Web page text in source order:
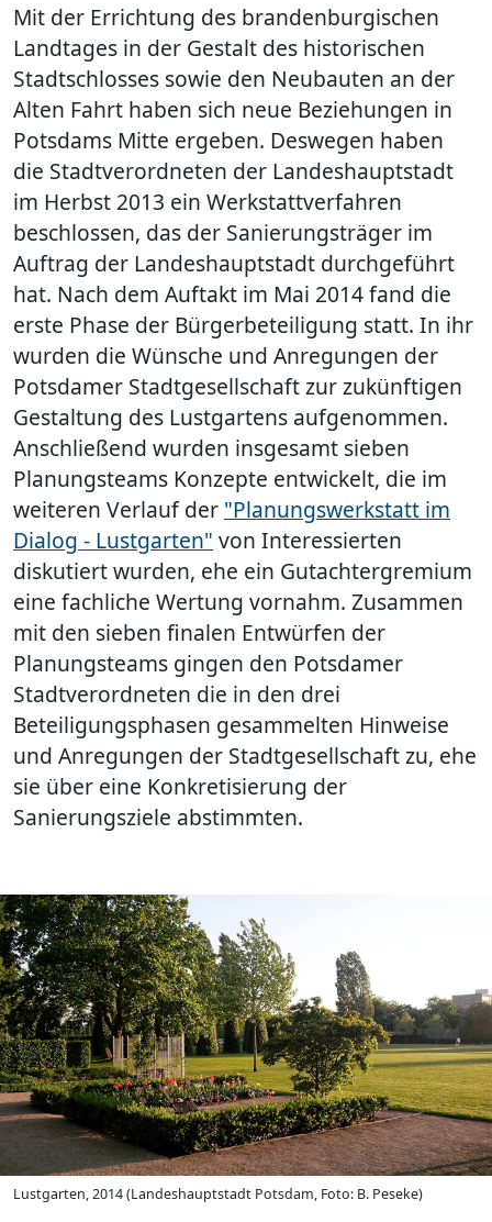
Mit der Errichtung des brandenburgischen
Landtages in der Gestalt des historischen
Stadtschlosses sowie den Neubauten an der
Alten Fahrt haben sich neue Beziehungen in
Potsdams Mitte ergeben. Deswegen haben
die Stadtverordneten der Landeshauptstadt
im Herbst 2013 ein Werkstattverfahren
beschlossen, das der Sanierungsträger im
Auftrag der Landeshauptstadt durchgeführt
hat. Nach dem Auftakt im Mai 2014 fand die
erste Phase der Bürgerbeteiligung statt. In ihr
wurden die Wünsche und Anregungen der
Potsdamer Stadtgesellschaft zur zukünftigen
Gestaltung des Lustgartens aufgenommen.
Anschließend wurden insgesamt sieben
Planungsteams Konzepte entwickelt, die im
weiteren Verlauf der "Planungswerkstatt im
Dialog - Lustgarten" von Interessierten
diskutiert wurden, ehe ein Gutachtergremium
eine fachliche Wertung vornahm. Zusammen
mit den sieben finalen Entwürfen der
Planungsteams gingen den Potsdamer
Stadtverordneten die in den drei
Beteiligungsphasen gesammelten Hinweise
und Anregungen der Stadtgesellschaft zu, ehe
sie über eine Konkretisierung der
Sanierungsziele abstimmten.
Lustgarten, 2014 (Landeshauptstadt Potsdam, Foto: B. Peseke)